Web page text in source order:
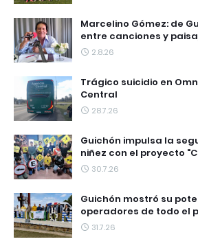
Marcelino Gómez: de
entre canciones y
2.8.26
Trágico suicidio en
Central
28.7.26
Guichón impulsa la
niñez con el proyecto
30.7.26
Guichón mostró su
operadores de todo el
31.7.26